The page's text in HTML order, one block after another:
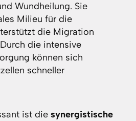
Wundheilung. Sie
Milieu für die
die Migration
die intensive
können sich
schneller
ist die synergistische